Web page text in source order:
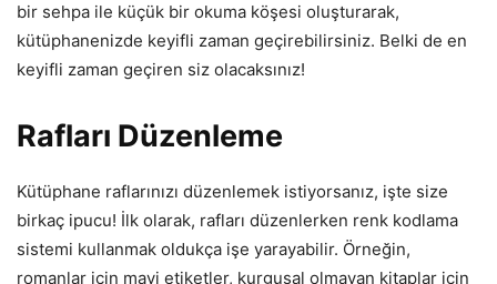
bir sehpa ile küçük bir okuma köşesi oluşturarak,
kütüphanenizde keyifli zaman geçirebilirsiniz. Belki de en
keyifli zaman geçiren siz olacaksınız!
Rafları Düzenleme
Kütüphane raflarınızı düzenlemek istiyorsanız, işte size
birkaç ipucu! İlk olarak, rafları düzenlerken renk kodlama
sistemi kullanmak oldukça işe yarayabilir. Örneğin,
romanlar için mavi etiketler, kurgusal olmayan kitaplar için